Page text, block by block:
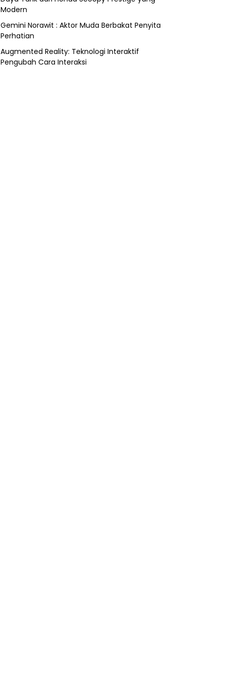
Modern
Gemini Norawit : Aktor Muda Berbakat Penyita
Perhatian
Augmented Reality: Teknologi Interaktif
Pengubah Cara Interaksi